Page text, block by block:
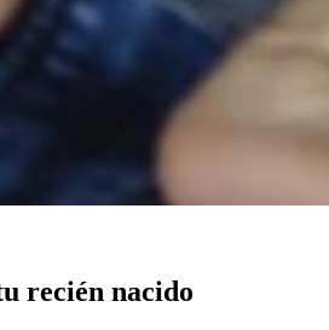
recién nacido